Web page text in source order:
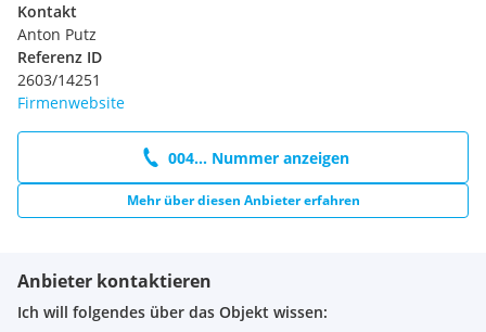
Kontakt
Anton Putz
Referenz ID
2603/14251
Firmenwebsite
004... Nummer anzeigen
Mehr über diesen Anbieter erfahren
Anbieter kontaktieren
Ich will folgendes über das Objekt wissen: